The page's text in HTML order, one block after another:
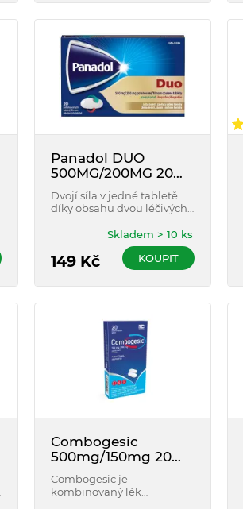
Panadol DUO
500MG/200MG 20
potahovaných
tablet
Dvojí síla v jedné tabletě
díky obsahu dvou léčivých
ibuprofenu.
149Kč
Skladem > 10 ks
KOUPIT
Combogesic
500mg/150mg 20
potahovaných
tablet
Combogesic je
kombinovaný lék